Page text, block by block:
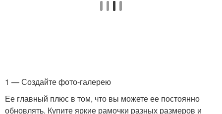
средств
поделок
1 — Создайте фото-галерею
Ее главный плюс в том, что вы можете ее постоянно
обновлять. Купите яркие рамочки разных размеров и